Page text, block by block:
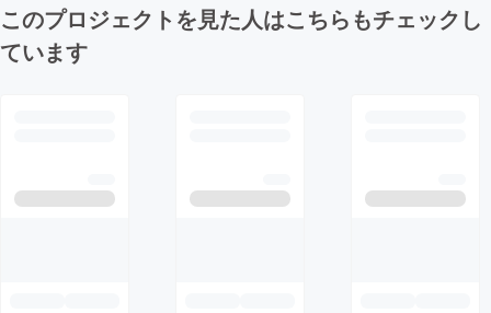
このプロジェクトを見た人はこちらもチェックし
ています